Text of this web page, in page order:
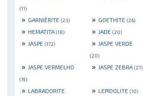
(11)
» GARNIÈRITE (23) » GOETHITE (26)
» HEMATITA (18) » JADE (20)
» JASPE (172) » JASPE VERDE
(20)
» JASPE VERMELHO
(19)
» JASPE ZEBRA (27)
» LABRADORITE » LEPIDOLITE (10)